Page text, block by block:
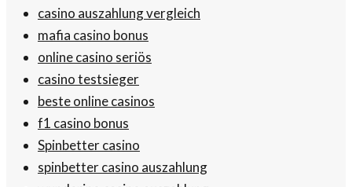
casino auszahlung vergleich
mafia casino bonus
online casino seriös
casino testsieger
beste online casinos
f1 casino bonus
Spinbetter casino
spinbetter casino auszahlung